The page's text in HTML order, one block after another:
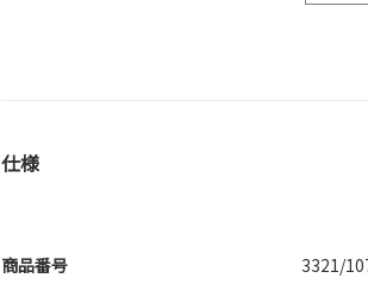
仕様
商品番号
3321/